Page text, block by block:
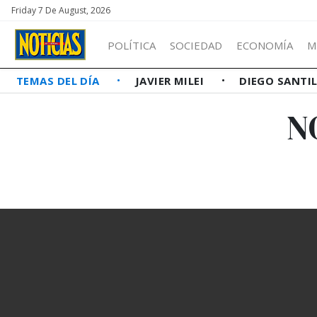
Friday 7 De August, 2026
POLÍTICA SOCIEDAD ECONOMÍA
TEMAS DEL DÍA JAVIER MILEI DIEGO